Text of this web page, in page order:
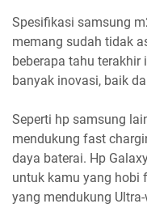
Spesifikasi samsung
memang sudah tidak
beberapa tahu terakhir
banyak inovasi, baik
Seperti hp samsung
mendukung fast
daya baterai. Hp
untuk kamu yang hobi
yang mendukung